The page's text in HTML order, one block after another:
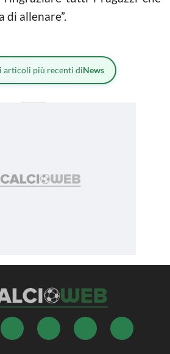
di allenare”.
articoli più recenti diNews